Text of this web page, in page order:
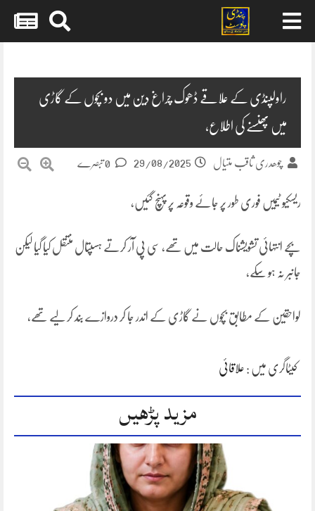
راولپنڈی کے علاقے ڈھوک چراغ دین میں دو بچوں کے گاڑی
میں پھنسنے کی اطلاع،
چوھدری ثاقب متیال 29/08/2025
ریسکیو ٹیمیں فوری طور پر جائے وقوعہ پر پہنچ گئیں،
بچے انتہائی تشویشناک حالت میں تھے، سی پی آر کرتے ہسپتال منتقل کیا گیا لیکن
جانبر نہ ہو سکے،
لواحقین کے مطابق بچوں نے گاڑی کے اندر جا کر دروازے بند کر لیے تھے،
کیٹاگری میں : علاقائی
مزید پڑھیں